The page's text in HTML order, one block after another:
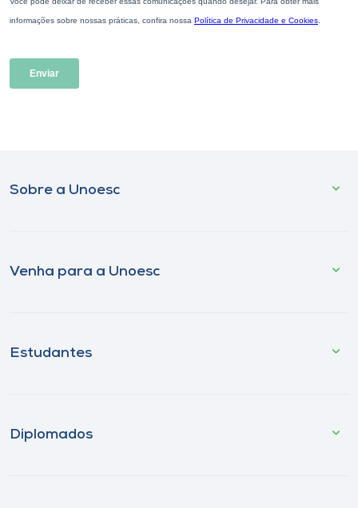
Sobre a Unoesc
Venha para a Unoesc
Estudantes
Diplomados